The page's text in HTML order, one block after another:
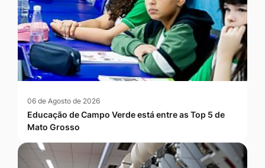
06 de Agosto de 2026
Educação de Campo Verde está entre as Top 5 de
Mato Grosso